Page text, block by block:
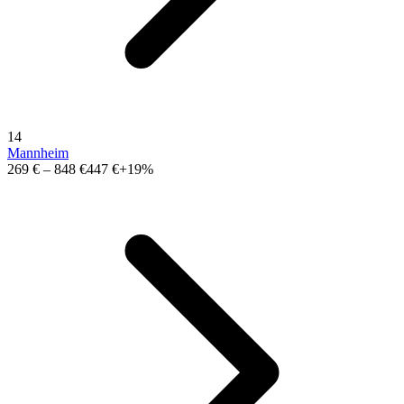
14
Mannheim
269 € – 848 €447 €+19%